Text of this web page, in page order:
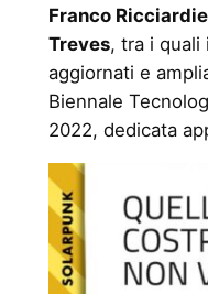
Franco
Treves, tra i quali
aggiornati e
Biennale
2022, dedicata